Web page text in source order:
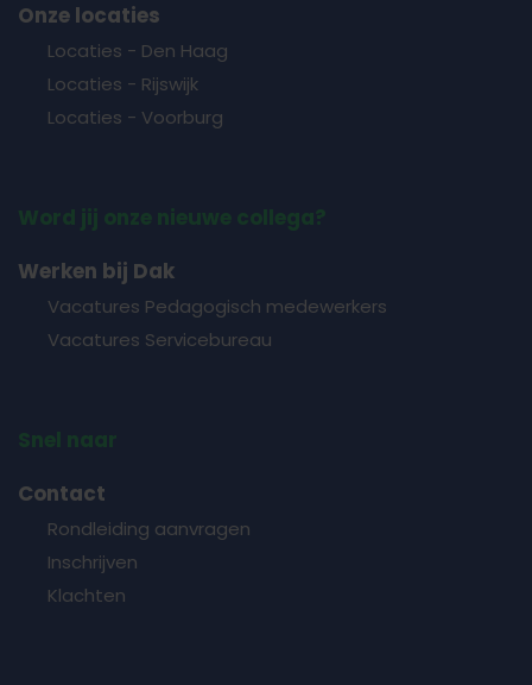
Onze locaties
Locaties - Den Haag
Locaties - Rijswijk
Locaties - Voorburg
Word jij onze nieuwe collega?
Werken bij Dak
Vacatures Pedagogisch medewerkers
Vacatures Servicebureau
Snel naar
Contact
Rondleiding aanvragen
Inschrijven
Klachten